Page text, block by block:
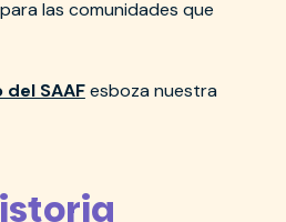
las comunidades que
SAAFesboza nuestra